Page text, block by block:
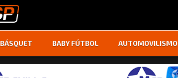
BÁSQUET BABY FÚTBOL AUTOMOVILISMO